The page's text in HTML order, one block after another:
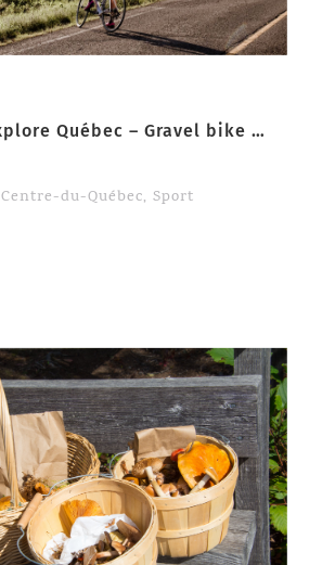
Forfait Explore Québec – Gravel bike au Centre-du-Québec
Centre-du-Québec, Sport